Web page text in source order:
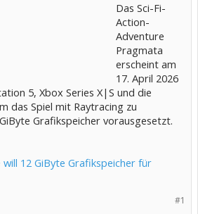
Das Sci-Fi-
Action-
Adventure
Pragmata
erscheint am
17. April 2026
5, Xbox Series X|S und die
das Spiel mit Raytracing zu
Grafikspeicher vorausgesetzt.
will 12 GiByte Grafikspeicher für
#1